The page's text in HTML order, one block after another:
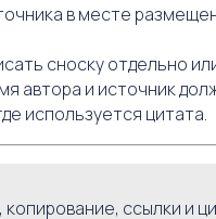
в месте
сноску отдельно
автора и источник
используется цитата.
ссылки и